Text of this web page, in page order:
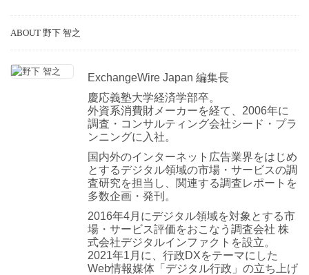
ABOUT 野下 智之
ExchangeWire Japan 編集長
慶応義塾大学経済学部卒。
外資系消費財メーカーを経て、2006年に
調査・コンサルティング会社シード・プラ
ンニングに入社。
国内外のインターネット広告業界をはじめ
とするデジタル領域の市場・サービスの調
査研究を担当し、関連する調査レポートを
多数企画・発刊。
2016年4月にデジタル領域を対象とする市
場・サービス評価をおこなう調査会社 株
式会社デジタルインファクトを設立。
2021年1月に、行政DXをテーマにした
Web情報媒体「デジタル行政」の立ち上げ